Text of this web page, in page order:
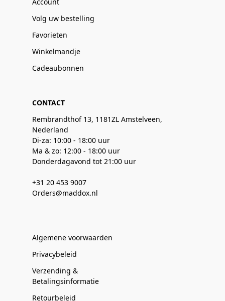
Volg uw bestelling
Favorieten
Winkelmandje
Cadeaubonnen
CONTACT
Rembrandthof 13, 1181ZL Amstelveen,
Nederland
Di-za: 10:00 - 18:00 uur
Ma & zo: 12:00 - 18:00 uur
Donderdagavond tot 21:00 uur
+31 20 453 9007
Orders@maddox.nl
Algemene voorwaarden
Privacybeleid
Verzending &
Betalingsinformatie
Retourbeleid